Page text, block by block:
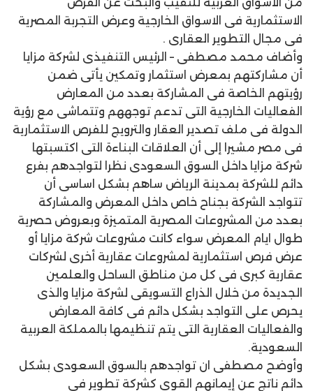
الاستثمارية فى الاسواق الخارجية وعرض التجربة المصرية
فى مجال التطوير العقارى .
وأضاف محمد مصطفى – الرئيس التنفيذى لشركة مزايا
أن مشاركتهم بمعرض استثمار وتمكين يأتى ضمن
رؤيتهم الخاصة فى المشاركة بعدد من المعارض
الفعاليات الخارجية التى تدعم توجههم وتتماشى مع رؤية
الدولة فى ملف تصدير العقار والترويج للفرص الاستثمارية
فى مصر مشيرا إلى أن العلاقات البناءة التى اكتسبتها
شركة مزايا داخل السوق السعودى نظرا لتواجدهم بفرع
دائم للشركة بمدينة الرياض ساهم بشكل اساسى أن
تتواجد الشركة بجناح خاص داخل المعرض والمشاركة
بعدد من المشروعات المصرية المتميزة وبعروض حصرية
طوال ايام المعرض سواء كانت مشروعات شركة مزايا أو
عرض فرص استثمارية لمشروعات عقارية أخرى لشركات
عقارية كبرى فى كل من مناطق الساحل والعلمين
الجديدة من خلال الذراع التسويقى لشركة مزايا والذى
يحرص على التواجد بشكل دائم فى كافة المعارض
والفعاليات العقارية التى يتم تنظيمها بالمملكة العربية
السعودية.
وأوضح مصطفى ان تواجدهم بالسوق السعودى بشكل
دائم ناتج عن إيمانهم القوى كشركة تطوير فى